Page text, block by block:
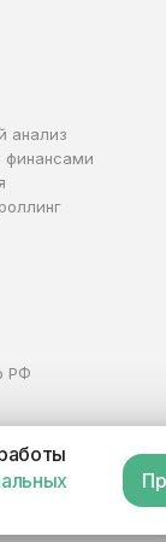
анализ
финансами
РФ